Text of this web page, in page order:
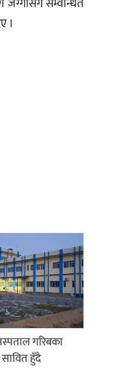
।
गरिबका
हुँदै